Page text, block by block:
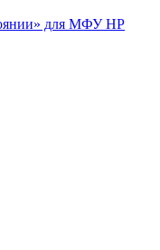
для МФУ HP